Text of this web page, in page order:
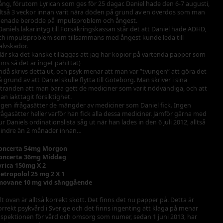
förutom Lyrican som ges för 25 dagar. Daniel hade den 6-7 augusti,
3 veckor innan varit nära döden på grund av en överdos som man
berodde på impulsproblem och ångest.
läkarintyg till Försäkringskassan står det att Daniel hade ADHD,
impulsproblem som tillsammans med ångest kunde leda till
ska det kanske tilläggas att jag har kopior på vartenda papper som
så det är inget påhittat)
skrivs detta ut, och psyk menar att man var ”tvungen” att göra det
grund av att Daniel skulle flytta till Göteborg. Man skriver i sina
att man bara gett de mediciner som varit nödvändiga, och att
iakttagit försiktighet.
ifrågasätter de mängder av mediciner som Daniel fick. Ingen
heller varför han fick alla dessa mediciner. Jämför gärna med
Daniels ordinationslista såg ut när han lades in den 6 juli 2012, alltså
än 2 månader innan…
54mg Morgon
36mg Middag
150mg X 2
25 mg 2 X 1
10 mg vid sänggående
ovan är alltså korrekt skött. Det finns det nu papper på. Detta är
psykvård i Sverige och det finns ingenting att klaga på menar
för vård och omsorg som numer, sedan 1 juni 2013, har